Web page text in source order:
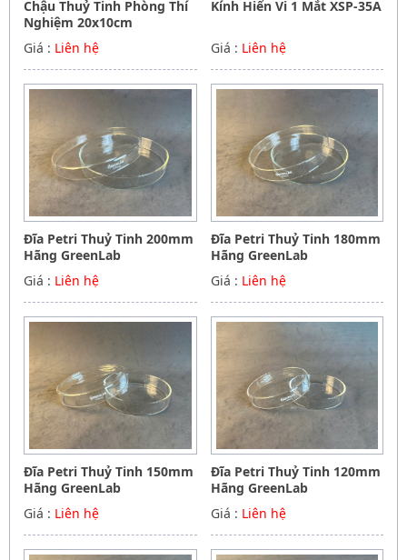
Chậu Thuỷ Tinh Phòng Thí
Nghiệm 20x10cm
Giá : Liên hệ
Kính Hiển Vi 1 Mắt XSP-35A
Giá : Liên hệ
Đĩa Petri Thuỷ Tinh 200mm
Hãng GreenLab
Giá : Liên hệ
Đĩa Petri Thuỷ Tinh 180mm
Hãng GreenLab
Giá : Liên hệ
Đĩa Petri Thuỷ Tinh 150mm
Hãng GreenLab
Giá : Liên hệ
Đĩa Petri Thuỷ Tinh 120mm
Hãng GreenLab
Giá : Liên hệ